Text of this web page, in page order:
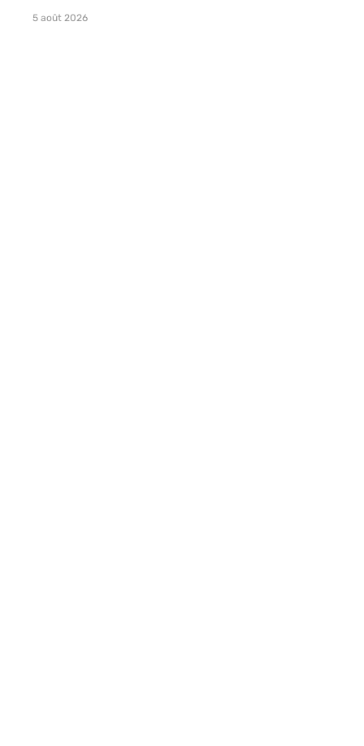
5 août 2026